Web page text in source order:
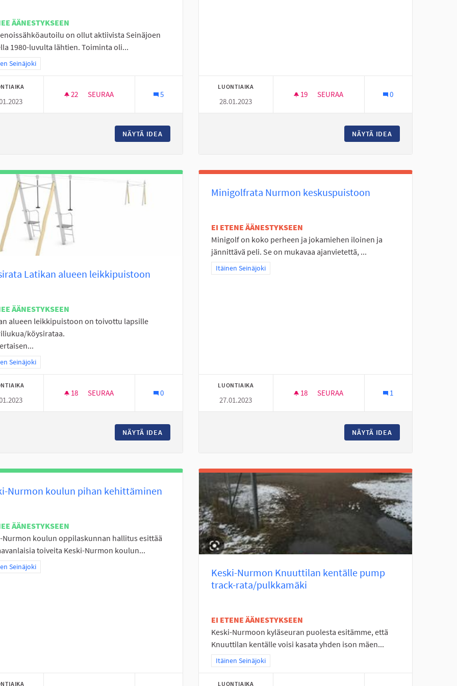
ÄÄNESTYKSEEN
on ollut aktiivista Seinäjoen
1980-luvulta lähtien. Toiminta oli...
tulokset teeman mukaan: Itäinen Seinäjoki
Seinäjoki
22 22 SEURAAJAA
SEURAA 5
NÄYTÄ IDEA
LUONTIAIKA
28.01.2023
19 19 SEURAAJAA
SEURAA 0
NÄYTÄ IDEA
Latikan alueen leikkipuistoon
ÄÄNESTYKSEEN
alueen leikkipuistoon on toivottu lapsille
köysirataa.
tulokset teeman mukaan: Itäinen Seinäjoki
Seinäjoki
18 18 SEURAAJAA
SEURAA
KÖYSIRATA LATIKAN ALUEEN LEIKKIPUISTOON
0
NÄYTÄ IDEA
Minigolfrata Nurmon keskuspuistoon
EI ETENE ÄÄNESTYKSEEN
Minigolf on koko perheen ja jokamiehen iloinen ja
jännittävä peli. Se on mukavaa ajanvietettä, ...
Rajaa tulokset teeman mukaan: Itäinen Seinäjoki
Itäinen Seinäjoki
LUONTIAIKA
27.01.2023
18 18 SEURAAJAA
SEURAA 1
NÄYTÄ IDEA
Nurmon koulun pihan kehittäminen
ÄÄNESTYKSEEN
Nurmon koulun oppilaskunnan hallitus esittää
toiveita Keski-Nurmon koulun...
tulokset teeman mukaan: Itäinen Seinäjoki
Seinäjoki
Keski-Nurmon Knuuttilan kentälle pump
track-rata/pulkkamäki
EI ETENE ÄÄNESTYKSEEN
Keski-Nurmoon kyläseuran puolesta esitämme, että
Knuuttilan kentälle voisi kasata yhden ison mäen...
Rajaa tulokset teeman mukaan: Itäinen Seinäjoki
Itäinen Seinäjoki
LUONTIAIKA